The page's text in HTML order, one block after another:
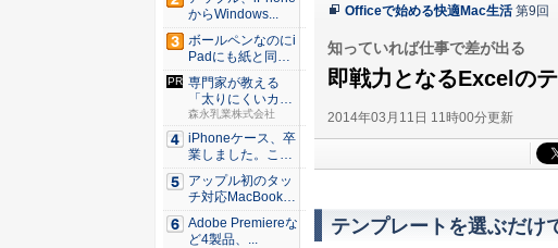
Officeで始める快適Mac生活 第9回
知っていれば仕事で差が出る
即戦力となるExcelの
2014年03月11日 11時00分更新
テンプレートを選ぶだけ
からWindows...
ボールペンなのにi
Padにも紙と同じ
滑ら...
専門家が教える
「太りにくいカラ
ダづくり」...
森永乳業株式会社
iPhoneケース、卒
業しました。これ
か...
アップル初のタッ
チ対応MacBook、
早...
Adobe Premiereな
ど4製品、...